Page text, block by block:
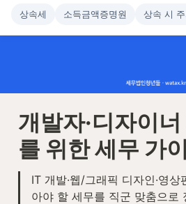
개발자·디자이
를 위한 세무 가
IT 개발·웹/그래픽 디자인·영
아야 할 세무를 직군 맞춤으로
상속세 소득금액증명원 상속 시